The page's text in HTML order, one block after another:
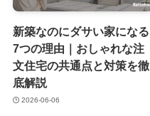
新築なのにダサい家になる
7つの理由｜おしゃれな注
文住宅の共通点と対策を徹
底解説
2026-06-06